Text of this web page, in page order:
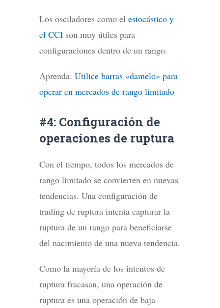
Los osciladores como el estocástico y
el CCI son muy útiles para
configuraciones dentro de un rango.
Aprenda: Utilice barras «damelo» para
operar en mercados de rango limitado
#4: Configuración de
operaciones de ruptura
Con el tiempo, todos los mercados de
rango limitado se convierten en nuevas
tendencias. Una configuración de
trading de ruptura intenta capturar la
ruptura de un rango para beneficiarse
del nacimiento de una nueva tendencia.
Como la mayoría de los intentos de
ruptura fracasan, una operación de
ruptura es una operación de baja